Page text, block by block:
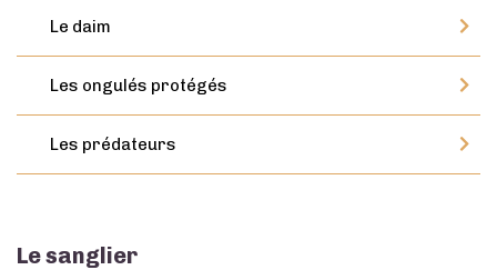
Le sanglier
Le daim
Les ongulés protégés
Les prédateurs